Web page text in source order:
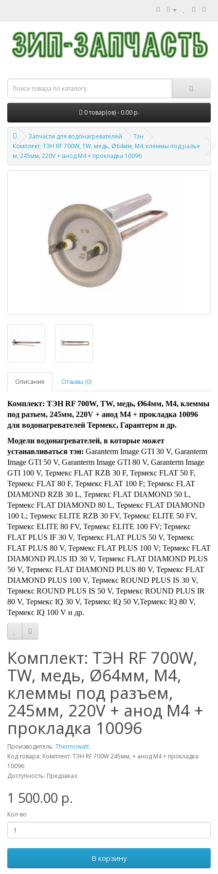
0 товар(ов) - 0.00 р.
Запчасти для водонагревателей
Тэн
Комплект: ТЭН RF 700W, TW, медь, Ø64мм, М4, клеммы под разъе
м, 245мм, 220V + анод М4 + прокладка 10096
Описание Отзывы (0)
Комплект: ТЭН RF 700W, TW, медь, Ø64мм, М4, клеммы
под разъем, 245мм, 220V + анод М4 + прокладка 10096
для водонагревателей Термекс, Гарантерм и др.
Модели водонагревателей, в которые может
устанавливаться тэн: Garanterm Image GTI 30 V, Garanterm
Image GTI 50 V, Garanterm Image GTI 80 V, Garanterm Image
GTI 100 V, Термекс FLAT RZB 30 F, Термекс FLAT 50 F,
Термекс FLAT 80 F, Термекс FLAT 100 F; Термекс FLAT
DIAMOND RZB 30 L, Термекс FLAT DIAMOND 50 L,
Термекс FLAT DIAMOND 80 L, Термекс FLAT DIAMOND
100 L; Термекс ELITE RZB 30 FV, Термекс ELITE 50 FV,
Термекс ELITE 80 FV, Термекс ELITE 100 FV; Термекс
FLAT PLUS IF 30 V, Термекс FLAT PLUS 50 V, Термекс
FLAT PLUS 80 V, Термекс FLAT PLUS 100 V; Термекс FLAT
DIAMOND PLUS ID 30 V, Термекс FLAT DIAMOND PLUS
50 V, Термекс FLAT DIAMOND PLUS 80 V, Термекс FLAT
DIAMOND PLUS 100 V, Термекс ROUND PLUS IS 30 V,
Термекс ROUND PLUS IS 50 V, Термекс ROUND PLUS IR
80 V, Термекс IQ 30 V, Термекс IQ 50 V,Термекс IQ 80 V,
Термекс IQ 100 V и др.
Комплект: ТЭН RF 700W,
TW, медь, Ø64мм, М4,
клеммы под разъем,
245мм, 220V + анод М4 +
прокладка 10096
Производитель: Thermowatt
Код товара: Комплект: ТЭН RF 700W 245мм, + анод М4 + прокладка
10096
Доступность: Предзаказ
1 500.00 р.
Кол-во
В корзину